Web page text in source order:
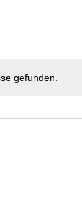
gefunden.